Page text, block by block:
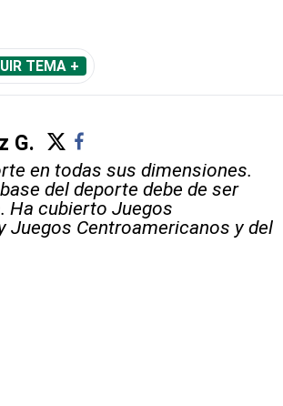
TEMA +
G.
en todas sus dimensiones.
del deporte debe de ser
Ha cubierto Juegos
Juegos Centroamericanos y del